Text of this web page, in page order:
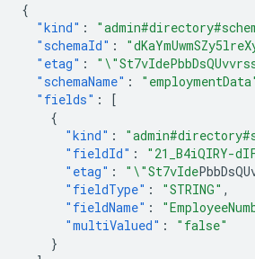
{
"kind" :
"schemaId" :
"etag" :
"schemaName" :
"fields" :
[
{
"kind" :
"fieldId" : "21_B4iQIRY-
"etag" : "\"St7vIde
"fieldType" : "STRING" ,
"fieldName" :
"multiValued" :
"false"
}